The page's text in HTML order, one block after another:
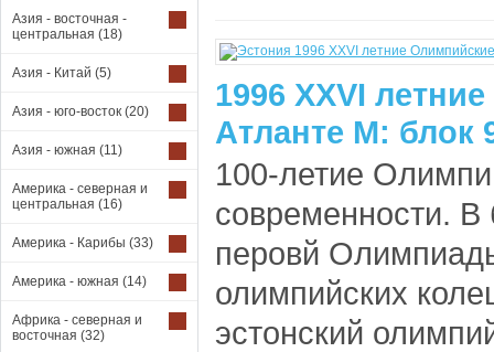
Азия - восточная -
центральная (18)
Азия - Китай (5)
Азия - юго-восток (20)
Азия - южная (11)
Америка - северная и
центральная (16)
Америка - Карибы (33)
Америка - южная (14)
Африка - северная и
восточная (32)
1996 XXVI
Атланте М: блок
100-летие
современности.
перовй
олимпийских
эстонский